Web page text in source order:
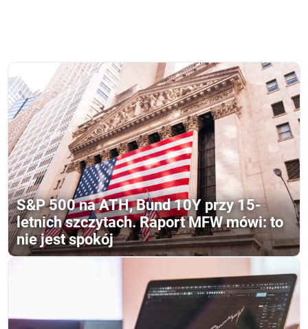
S&P 500 na ATH, Bund 10Y przy 15-
letnich szczytach. Raport MFW mówi: to
nie jest spokój